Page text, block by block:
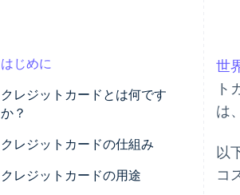
はじめに
クレジットカードとは何です
か？
クレジットカードの仕組み
クレジットカードの用途
世
ト
は
以
コ